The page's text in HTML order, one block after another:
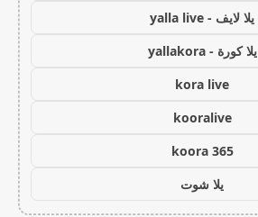
يلا لايف - yalla live
يلا كورة - yallakora
kora live
kooralive
koora 365
يلا شوت